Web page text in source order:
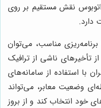
نقش مستقیم بر روی
دارد.
برنامه‌ریزی مناسب، می‌توان
تأخیرهای ناشی از ترافیک
با استفاده از سامانه‌های
وضعیت معابر، می‌تواند
خود انتخاب کند و از بروز